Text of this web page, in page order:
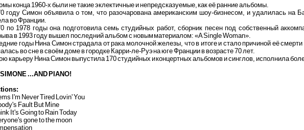
конца 1960-х были не такие эклектичные и непредсказуемые, как её ранние альбомы.
году Симон объявила о том, что разочарована американским шоу-бизнесом, и удалилась на
во Франции.
по 1978 годы она подготовила семь студийных работ, сборник песен под собственный
в 1993 году вышел последний альбом с новым материалом: «A Single Woman».
годы Нина Симон страдала от рака молочной железы, что в итоге и стало причиной её
во сне в своём доме в городке Карри-ле-Руэ на юге Франции в возрасте 70 лет.
карьеру Нина Симон выпустила 170 студийных и концертных альбомов и синглов, исполнила
...AND PIANO!
I'm Never Tired Lovin' You
Fault But Mine
It's Going to Rain Today
gone to the moon